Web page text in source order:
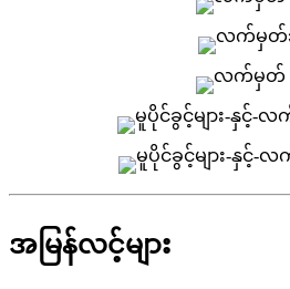
အမြန်လင့်များ